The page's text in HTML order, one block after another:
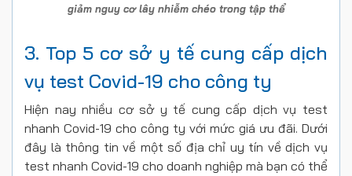
giảm nguy cơ lây nhiễm chéo trong tập thể
3. Top 5 cơ sở y tế cung cấp dịch
vụ test Covid-19 cho công ty
Hiện nay nhiều cơ sở y tế cung cấp dịch vụ test
nhanh Covid-19 cho công ty với mức giá ưu đãi. Dưới
đây là thông tin về một số địa chỉ uy tín về dịch vụ
test nhanh Covid-19 cho doanh nghiệp mà bạn có thể